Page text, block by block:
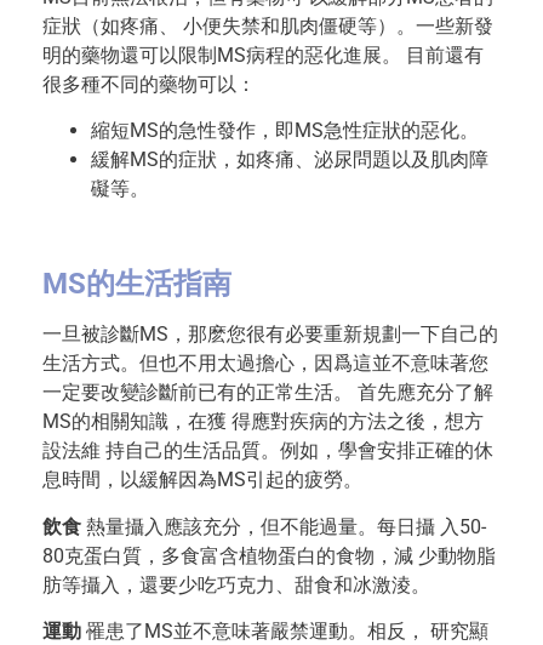
症狀（如疼痛、 小便失禁和肌肉僵硬等）。一些新發
明的藥物還可以限制MS病程的惡化進展。 目前還有
很多種不同的藥物可以：
縮短MS的急性發作，即MS急性症狀的惡化。
緩解MS的症狀，如疼痛、泌尿問題以及肌肉障
礙等。
MS的生活指南
一旦被診斷MS，那麽您很有必要重新規劃一下自己的
生活方式。但也不用太過擔心，因爲這並不意味著您
一定要改變診斷前已有的正常生活。 首先應充分了解
MS的相關知識，在獲 得應對疾病的方法之後，想方
設法維 持自己的生活品質。例如，學會安排正確的休
息時間，以緩解因為MS引起的疲勞。
飲食 熱量攝入應該充分，但不能過量。每日攝 入50-
80克蛋白質，多食富含植物蛋白的食物，減 少動物脂
肪等攝入，還要少吃巧克力、甜食和冰激淩。
運動 罹患了MS並不意味著嚴禁運動。相反， 研究顯